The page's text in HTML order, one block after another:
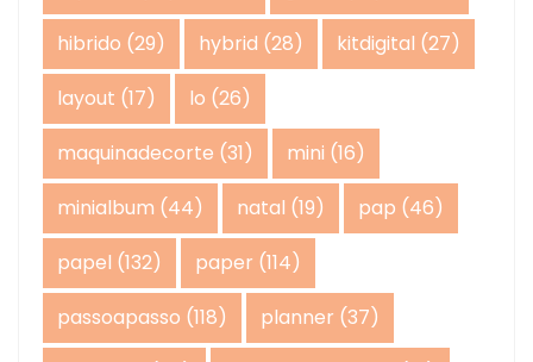
hibrido (29) hybrid (28) kitdigital (27)
layout (17) lo (26)
maquinadecorte (31) mini (16)
minialbum (44) natal (19) pap (46)
papel (132) paper (114)
passoapasso (118) planner (37)